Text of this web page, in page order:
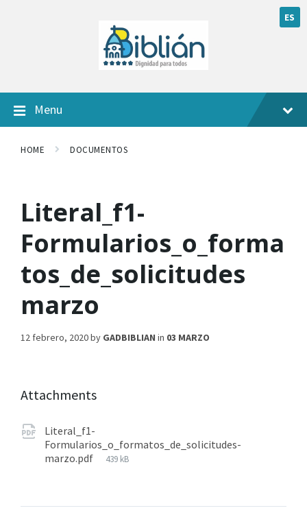
ES
Menu
HOME DOCUMENTOS
Literal_f1-
Formularios_o_forma
tos_de_solicitudes
marzo
12 febrero, 2020by GADBIBLIAN in 03 MARZO
Attachments
Literal_f1-
Formularios_o_formatos_de_solicitudes-
marzo.pdf
439 kB